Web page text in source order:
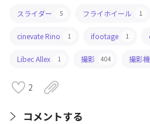
スライダー 5 フライホイール 1
cinevate Rino 1 ifootage 1
Libec Allex 1 撮影 404 撮影
2
コメントする